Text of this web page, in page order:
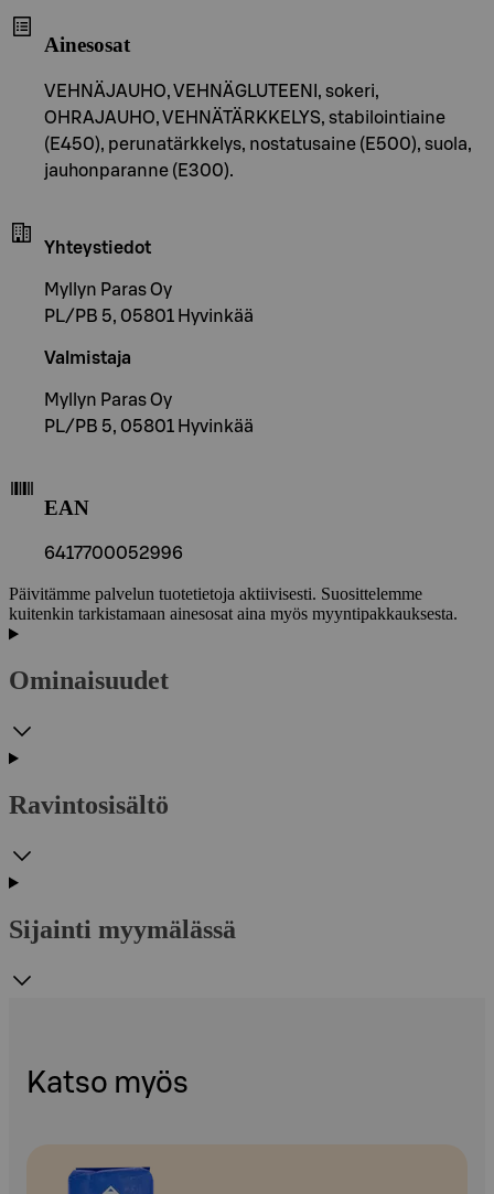
Ainesosat
VEHNÄJAUHO, VEHNÄGLUTEENI, sokeri,
OHRAJAUHO, VEHNÄTÄRKKELYS, stabilointiaine
(E450), perunatärkkelys, nostatusaine (E500), suola,
jauhonparanne (E300).
Yhteystiedot
Myllyn Paras Oy
PL/PB 5, 05801 Hyvinkää
Valmistaja
Myllyn Paras Oy
PL/PB 5, 05801 Hyvinkää
EAN
6417700052996
Päivitämme palvelun tuotetietoja aktiivisesti. Suosittelemme
kuitenkin tarkistamaan ainesosat aina myös myyntipakkauksesta.
Ominaisuudet
Ravintosisältö
Sijainti myymälässä
Katso myös